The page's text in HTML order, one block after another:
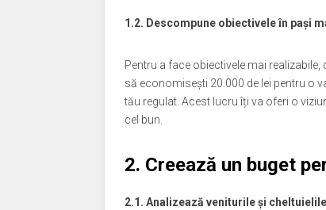
1.2. Descompune obiectivele în pași
Pentru a face obiectivele mai
să economisești 20.000 de lei pentru o
tău regulat. Acest lucru îți va oferi o
cel bun.
2. Creează un buget
2.1. Analizează veniturile și cheltuielile